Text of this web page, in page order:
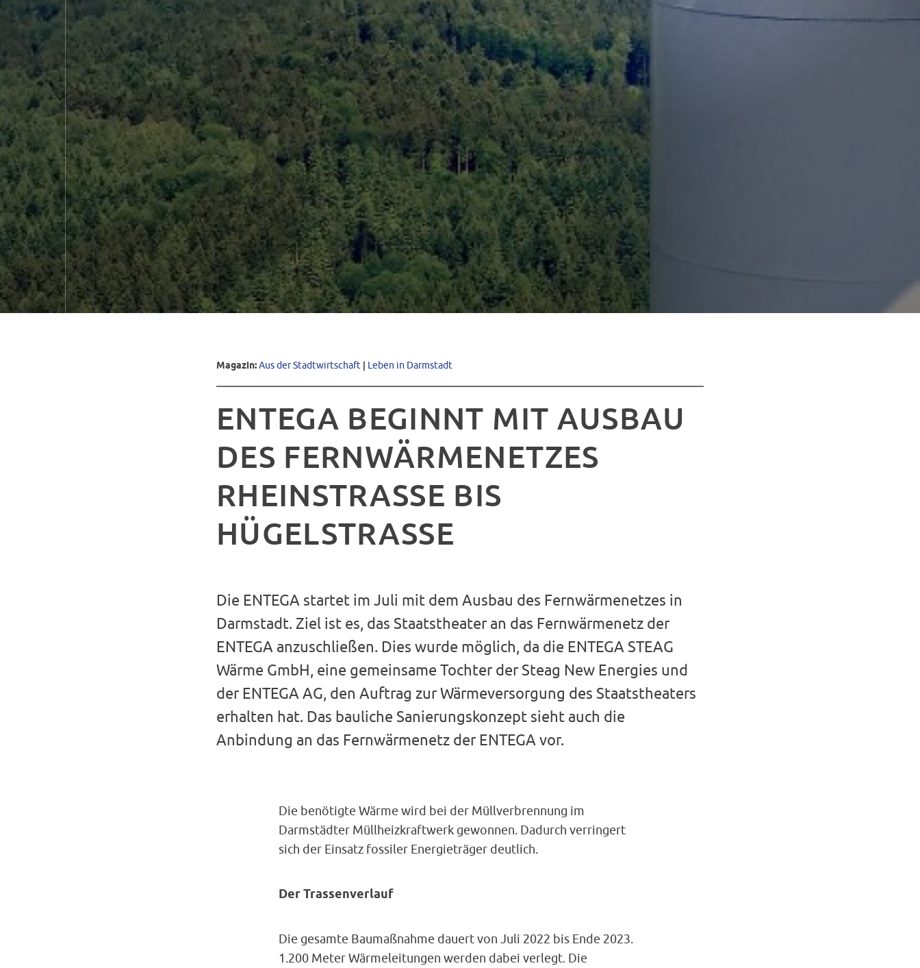
Magazin:Aus der Stadtwirtschaft | Leben in Darmstadt
ENTEGA BEGINNT MIT AUSBAU
DES FERNWÄRMENETZES
RHEINSTRASSE BIS
HÜGELSTRASSE
Die ENTEGA startet im Juli mit dem Ausbau des Fernwärmenetzes in
Darmstadt. Ziel ist es, das Staatstheater an das Fernwärmenetz der
ENTEGA anzuschließen. Dies wurde möglich, da die ENTEGA STEAG
Wärme GmbH, eine gemeinsame Tochter der Steag New Energies und
der ENTEGA AG, den Auftrag zur Wärmeversorgung des Staatstheaters
erhalten hat. Das bauliche Sanierungskonzept sieht auch die
Anbindung an das Fernwärmenetz der ENTEGA vor.
Die benötigte Wärme wird bei der Müllverbrennung im
Darmstädter Müllheizkraftwerk gewonnen. Dadurch verringert
sich der Einsatz fossiler Energieträger deutlich.
Der Trassenverlauf
Die gesamte Baumaßnahme dauert von Juli 2022 bis Ende 2023.
1.200 Meter Wärmeleitungen werden dabei verlegt. Die